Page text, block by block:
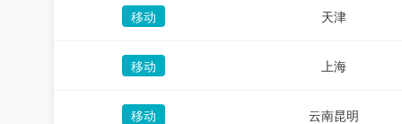
移动 天津
移动 上海
移动 云南昆明